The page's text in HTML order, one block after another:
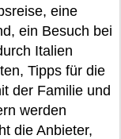
eine
ein Besuch bei
Italien
Tipps für die
der Familie und
werden
die Anbieter,